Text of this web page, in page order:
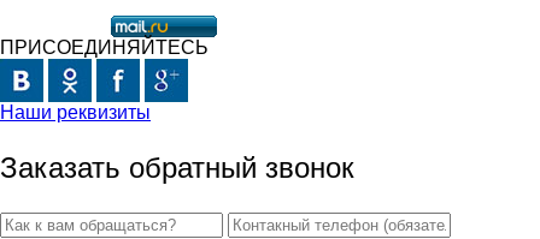
ПРИСОЕДИНЯЙТЕСЬ
Наши реквизиты
Заказать обратный звонок